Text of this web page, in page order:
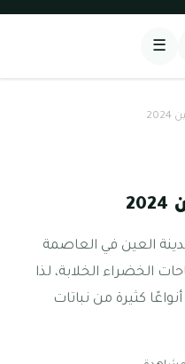
☰
العين في العاصمة
الخضراء الخلابة، لذا
كثيرة من نباتات